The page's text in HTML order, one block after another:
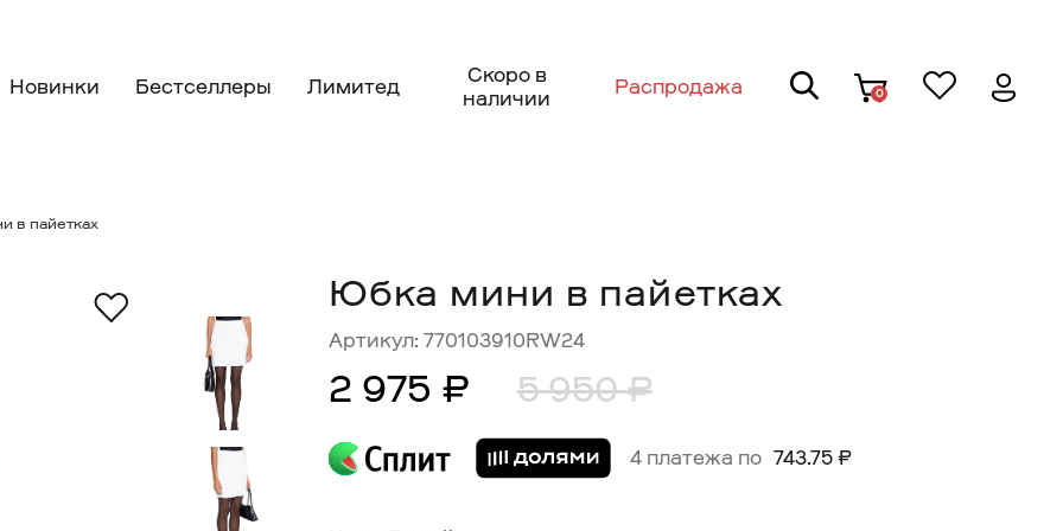
Новинки Бестселлеры Лимитед
Скоро в
наличии
Распродажа 0
в пайетках
Юбка мини в пайетках
Артикул: 770103910RW24
2 975 ₽ 5 950 ₽
4 платежа по 743.75 ₽